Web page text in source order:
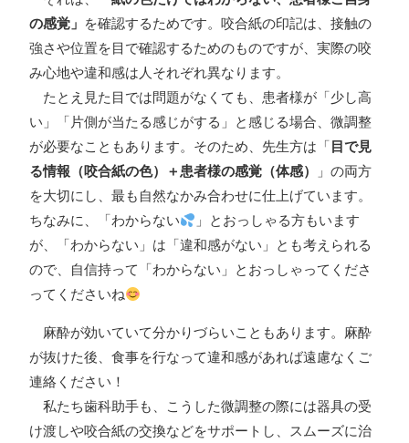
の感覚」 を確認するためです。咬合紙の印記は、接触の
強さや位置を目で確認するためのものですが、実際の咬
み心地や違和感は人それぞれ異なります。
たとえ見た目では問題がなくても、患者様が「少し高
い」「片側が当たる感じがする」と感じる場合、微調整
が必要なこともあります。そのため、先生方は「 目で見
る情報（咬合紙の色）＋患者様の感覚（体感）
」の両方
を大切にし、最も自然なかみ合わせに仕上げています。
ちなみに、「わからない
」とおっしゃる方もいます
が、「わからない」は「違和感がない」とも考えられる
ので、自信持って「わからない」とおっしゃってくださ
ってくださいね
麻酔が効いていて分かりづらいこともあります。麻酔
が抜けた後、食事を行なって違和感があれば遠慮なくご
連絡ください！
私たち歯科助手も、こうした微調整の際には器具の受
け渡しや咬合紙の交換などをサポートし、スムーズに治